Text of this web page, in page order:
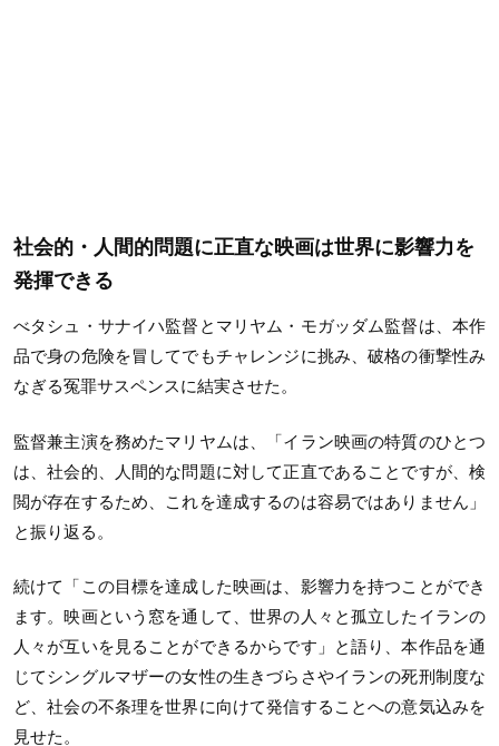
社会的・人間的問題に正直な映画は世界に影響力を
発揮できる
べタシュ・サナイハ監督とマリヤム・モガッダム監督は、本作
品で身の危険を冒してでもチャレンジに挑み、破格の衝撃性み
なぎる冤罪サスペンスに結実させた。
監督兼主演を務めたマリヤムは、「イラン映画の特質のひとつ
は、社会的、人間的な問題に対して正直であることですが、検
閲が存在するため、これを達成するのは容易ではありません」
と振り返る。
続けて「この目標を達成した映画は、影響力を持つことができ
ます。映画という窓を通して、世界の人々と孤立したイランの
人々が互いを見ることができるからです」と語り、本作品を通
じてシングルマザーの女性の生きづらさやイランの死刑制度な
ど、社会の不条理を世界に向けて発信することへの意気込みを
見せた。